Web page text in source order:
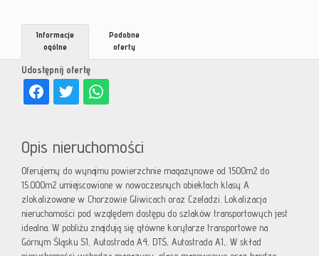
Udostępnij ofertę
Informacje
ogólne
Podobne
oferty
Opis nieruchomości
Oferujemy do wynajmu powierzchnie magazynowe od 1500m2 do
15.000m2 umiejscowione w nowoczesnych obiektach klasy A
zlokalizowane w Chorzowie Gliwicach oraz Czeladzi. Lokalizacja
nieruchomości pod względem dostępu do szlaków transportowych jest
idealna. W pobliżu znajdują się główne korytarze transportowe na
Górnym Śląsku S1, Autostrada A4, DTŚ, Autostrada A1,. W skład